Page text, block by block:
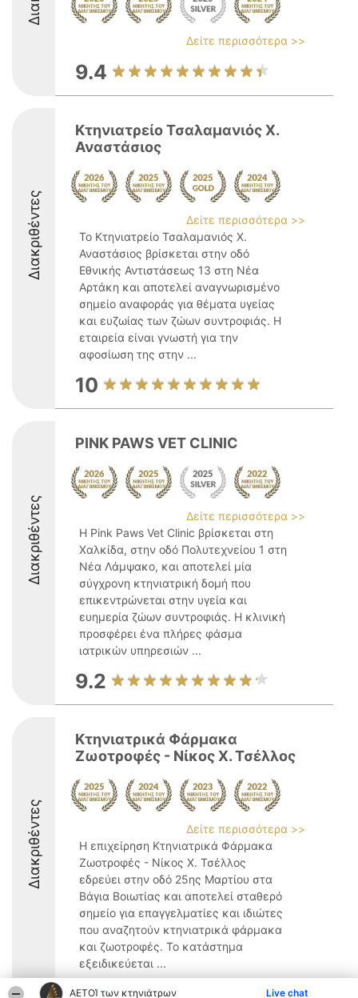
ΑΕΤΟΊ των κτηνιάτρων Live chat
Δείτε περισσότερα >>
9.4
Διακριθέντες
Κτηνιατρείο Τσαλαμανιός Χ.
Αναστάσιος
Δείτε περισσότερα >>
Το Κτηνιατρείο Τσαλαμανιός Χ.
Αναστάσιος βρίσκεται στην οδό
Εθνικής Αντιστάσεως 13 στη Νέα
Αρτάκη και αποτελεί αναγνωρισμένο
σημείο αναφοράς για θέματα υγείας
και ευζωίας των ζώων συντροφιάς. Η
εταιρεία είναι γνωστή για την
αφοσίωση της στην ...
10
Διακριθέντες
PINK PAWS VET CLINIC
Δείτε περισσότερα >>
Η Pink Paws Vet Clinic βρίσκεται στη
Χαλκίδα, στην οδό Πολυτεχνείου 1 στη
Νέα Λάμψακο, και αποτελεί μία
σύγχρονη κτηνιατρική δομή που
επικεντρώνεται στην υγεία και
ευημερία ζώων συντροφιάς. Η κλινική
προσφέρει ένα πλήρες φάσμα
ιατρικών υπηρεσιών ...
9.2
Διακριθέντες
Κτηνιατρικά Φάρμακα
Ζωοτροφές - Νίκος Χ. Τσέλλος
Δείτε περισσότερα >>
Η επιχείρηση Κτηνιατρικά Φάρμακα
Ζωοτροφές - Νίκος Χ. Τσέλλος
εδρεύει στην οδό 25ης Μαρτίου στα
Βάγια Βοιωτίας και αποτελεί σταθερό
σημείο για επαγγελματίες και ιδιώτες
που αναζητούν κτηνιατρικά φάρμακα
και ζωοτροφές. Το κατάστημα
εξειδικεύεται ...